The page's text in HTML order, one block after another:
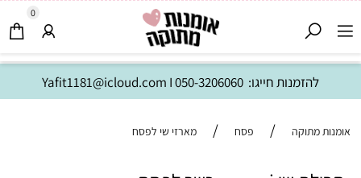
להזמנות חייגו: Yafit1181@icloud.com I050-3206060
0
אומנות מתוקה / פסח / מארזי שי לפסח